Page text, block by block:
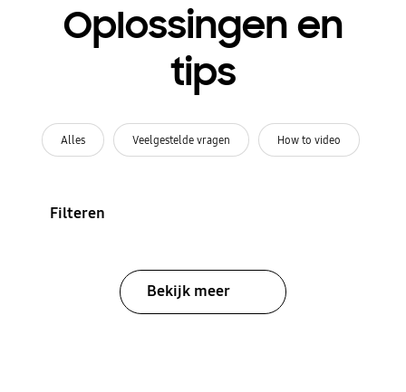
Oplossingen en
tips
Alles Veelgestelde vragen How to video
Filteren
Bekijk meer